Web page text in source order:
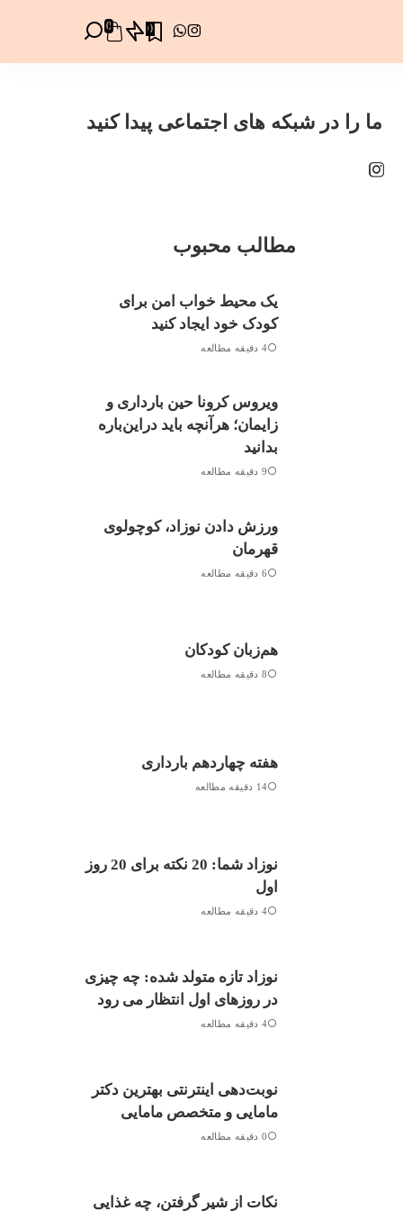
0
0
ما را در شبکه های اجتماعی پیدا کنید
مطالب محبوب
یک محیط خواب امن برای
کودک خود ایجاد کنید
4 دقیقه مطالعه
ویروس کرونا حین بارداری و
زایمان؛ هرآنچه باید دراین‌باره
بدانید
9 دقیقه مطالعه
ورزش دادن نوزاد، کوچولوی
قهرمان
6 دقیقه مطالعه
هم‌زبان کودکان
8 دقیقه مطالعه
هفته چهاردهم بارداری
14 دقیقه مطالعه
نوزاد شما: 20 نکته برای 20 روز
اول
4 دقیقه مطالعه
نوزاد تازه متولد شده: چه چیزی
در روزهای اول انتظار می رود
4 دقیقه مطالعه
نوبت‌دهی اینترنتی بهترین دکتر
مامایی و متخصص مامایی
0 دقیقه مطالعه
نکات از شیر گرفتن، چه غذایی